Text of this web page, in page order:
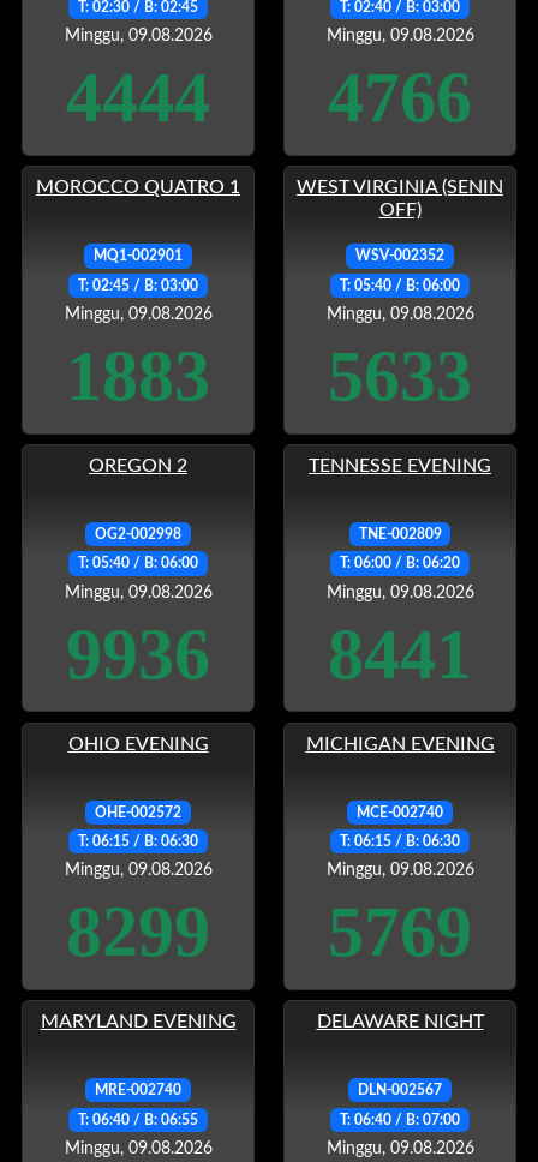
T: 02:30 / B: 02:45
Minggu, 09.08.2026
4444
T: 02:40 / B: 03:00
Minggu, 09.08.2026
4766
MOROCCO QUATRO 1
MQ1-002901
T: 02:45 / B: 03:00
Minggu, 09.08.2026
1883
WEST VIRGINIA (SENIN
OFF)
WSV-002352
T: 05:40 / B: 06:00
Minggu, 09.08.2026
5633
OREGON 2
OG2-002998
T: 05:40 / B: 06:00
Minggu, 09.08.2026
9936
TENNESSE EVENING
TNE-002809
T: 06:00 / B: 06:20
Minggu, 09.08.2026
8441
OHIO EVENING
OHE-002572
T: 06:15 / B: 06:30
Minggu, 09.08.2026
8299
MICHIGAN EVENING
MCE-002740
T: 06:15 / B: 06:30
Minggu, 09.08.2026
5769
MARYLAND EVENING
MRE-002740
T: 06:40 / B: 06:55
Minggu, 09.08.2026
DELAWARE NIGHT
DLN-002567
T: 06:40 / B: 07:00
Minggu, 09.08.2026